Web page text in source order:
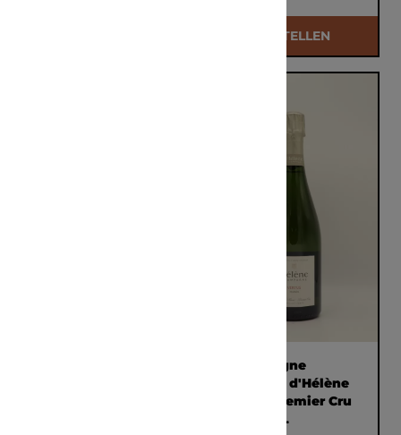
BESTELLEN
Champagne
Domaine d'Hélène
Vertus Premier Cru
N.V. 0,75L